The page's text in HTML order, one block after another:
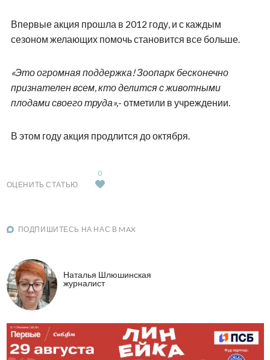
Впервые акция прошла в 2012 году, и с каждым
сезоном желающих помочь становится все больше.
«Это огромная поддержка! Зоопарк бесконечно
признателен всем, кто делится с животными
плодами своего труда»,- отметили в учреждении.
В этом году акция продлится до октября.
ОЦЕНИТЬ СТАТЬЮ
0
ПОДПИШИТЕСЬ НА НАС В MAX
Наталья Шлюшинская
журналист